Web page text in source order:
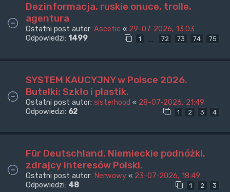
Dezinformacja, ruskie onuce, trolle,
agentura
Ostatni post autor: Ascetic « 29-07-2026, 13:03
Odpowiedzi: 1499 1 … 72 73 74 75
SYSTEM KAUCYJNY w Polsce 2026.
Butelki: Szkło i plastik.
Ostatni post autor: sisterhood « 28-07-2026, 21:49
Odpowiedzi: 62 1 2 3 4
Für Deutschland. Niemieckie podnóżki,
zdrajcy interesów Polski.
Ostatni post autor: Nerwowy « 23-07-2026, 18:49
Odpowiedzi: 48 1 2 3